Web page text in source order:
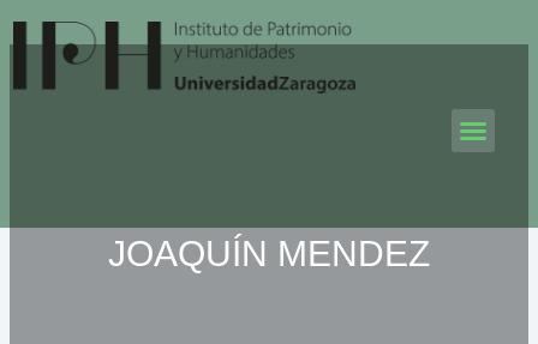
al
contenido
JOAQUÍN MENDEZ